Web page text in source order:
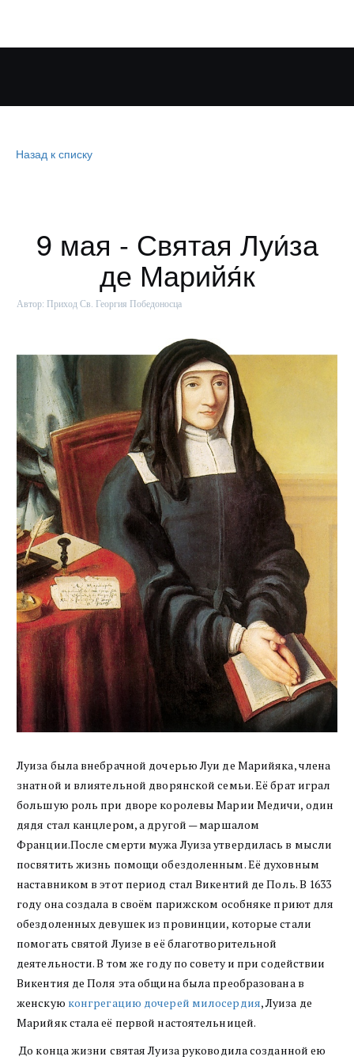
Назад к списку
9 мая - Святая Луи́за
де Марийя́к
Автор: Приход Св. Георгия Победоносца
Луиза была внебрачной дочерью Луи де Марийяка, члена
знатной и влиятельной дворянской семьи. Её брат играл
большую роль при дворе королевы Марии Медичи, один
дядя стал канцлером, а другой — маршалом
Франции.После смерти мужа Луиза утвердилась в мысли
посвятить жизнь помощи обездоленным. Её духовным
наставником в этот период стал Викентий де Поль. В 1633
году она создала в своём парижском особняке приют для
обездоленных девушек из провинции, которые стали
помогать святой Луизе в её благотворительной
деятельности. В том же году по совету и при содействии
Викентия де Поля эта община была преобразована в
женскую конгрегацию дочерей милосердия, Луиза де
Марийяк стала её первой настоятельницей.
До конца жизни святая Луиза руководила созданной ею